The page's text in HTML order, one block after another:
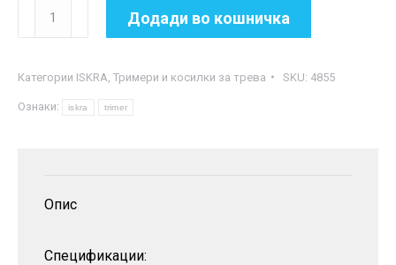
Електричен
тример
трева
-
Додади во кошничка
Категории ISKRA Тримери и косилки за трева SKU: 4855
Ознаки: iskra trimer
Опис
Спецификации: